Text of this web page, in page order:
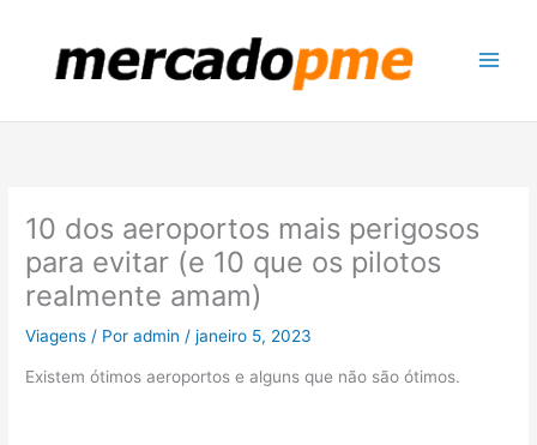
10 dos aeroportos mais perigosos
para evitar (e 10 que os pilotos
realmente amam)
Viagens / Poradmin /janeiro 5, 2023
Existem ótimos aeroportos e alguns que não são ótimos.